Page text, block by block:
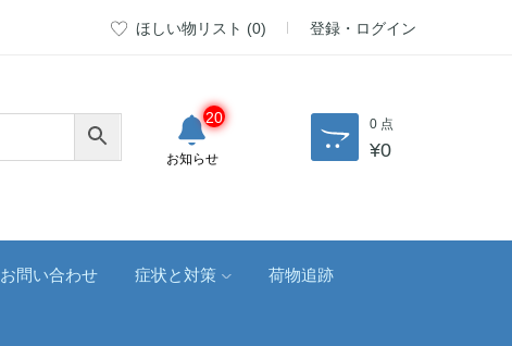
ほしい物リスト (0) 登録・ログイン
お知らせ
20 0 点
¥0
お問い合わせ 症状と対策 荷物追跡